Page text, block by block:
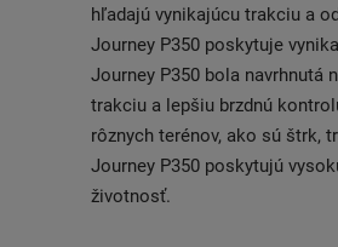
hľadajú vynikajúcu trakciu a
Journey P350 poskytuje
Journey P350 bola navrhnutá
trakciu a lepšiu brzdnú
rôznych terénov, ako sú štrk,
Journey P350 poskytujú
životnosť.